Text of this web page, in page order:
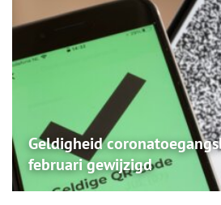
Geldigheid
februari gewijzigd